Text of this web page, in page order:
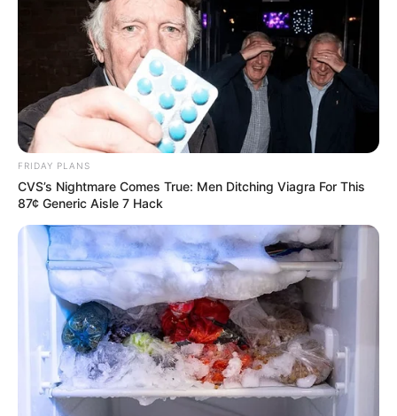
– És tudomásom szerint az elmondottak alapján
oda nem hívtak orvost, és senki nem volt orvos a
jelenlévők közül…
– Hogy lehetséges az, hogy Szombathelyen nem
vették fel az eltűnt személy miatti bejelentésem?
– Miért történhetett, hogy elküldtek, és ahogy
érzékeltem nem is foglalkoztak a kérdéseimmel
sem?
‼️Ezek kérdések, nem vádak. Nem tudjuk, pontosan
mi történt, csak választ szeretnénk kapni.‼️
Nem állítom, hogy bármi biztosan megváltozott
FRIDAY PLANS
CVS’s Nightmare Comes True: Men Ditching Viagra For This
87¢ Generic Aisle 7 Hack